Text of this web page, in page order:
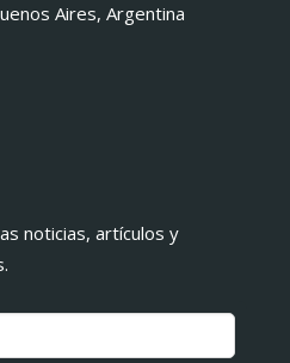
Aires, Argentina
noticias, artículos y